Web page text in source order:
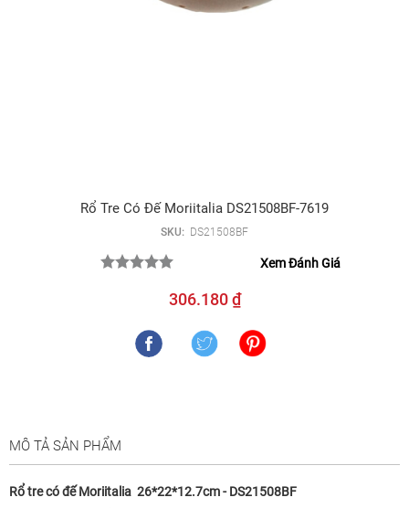
Rổ Tre Có Đế Moriitalia DS21508BF-7619
SKU: DS21508BF
Xem Đánh Giá
306.180 ₫
MÔ TẢ SẢN PHẨM
Rổ tre có đế Moriitalia 26*22*12.7cm - DS21508BF